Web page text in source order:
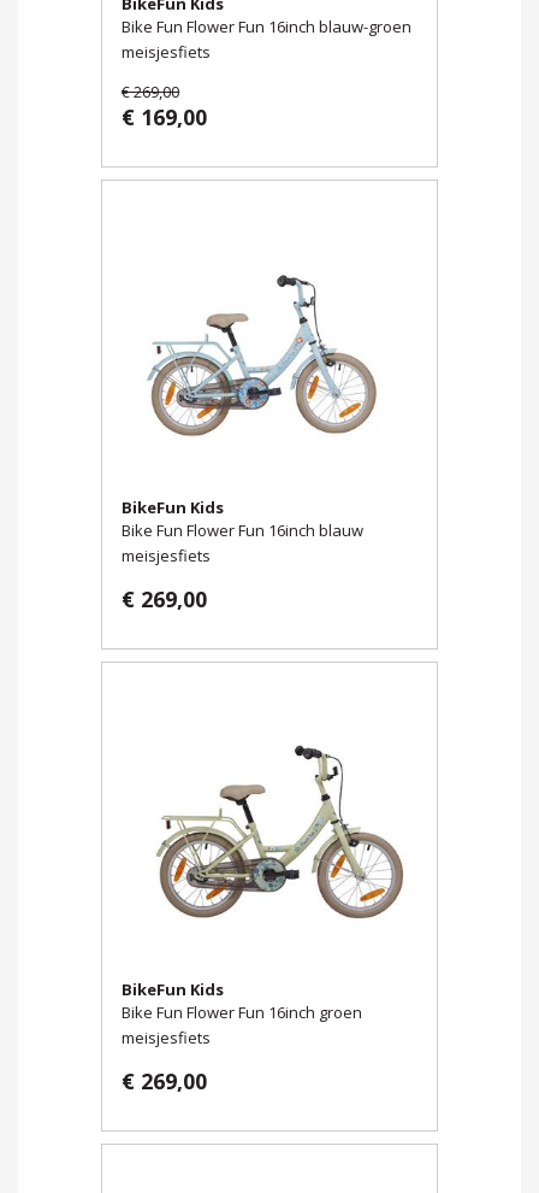
Bike Fun Flower Fun 16inch blauw-groen
meisjesfiets
€ 269,00
€ 169,00
BikeFun Kids
Bike Fun Flower Fun 16inch blauw
meisjesfiets
€ 269,00
BikeFun Kids
Bike Fun Flower Fun 16inch groen
meisjesfiets
€ 269,00